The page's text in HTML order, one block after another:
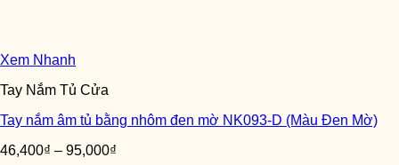
Xem Nhanh
Tay Nắm Tủ Cửa
Tay nắm âm tủ bằng nhôm đen mờ NK093-D (Màu Đen Mờ)
46,400₫ – 95,000₫